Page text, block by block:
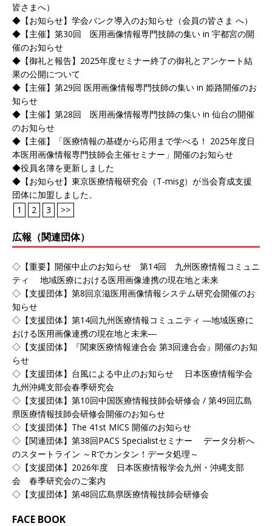
皆さまへ）
◆【お知らせ】学会バンク導入のお知らせ（会員の皆さま へ）
◆【主催】第30回 医用画像情報専門技師の集い in 宇都宮の開
催のお知らせ
◆【御礼と報告】2025年度セミナー終了の御礼とアンケート結
果の公開について
◆【主催】第29回 医用画像情報専門技師の集い in 姫路開催のお
知らせ
◆【主催】第28回 医用画像情報専門技師の集い in 仙台の開催
のお知らせ
◆【主催】「医療情報の基礎から応用まで学べる！ 2025年度日
本医用画像情報専門技師会主催セミナー」開催のお知らせ
◆役員名簿を更新しました
◆【お知らせ】東京医療情報研究会（T-misg）が当会育成支援
団体に加盟しました。
1
2 3 >>
広報（関連団体）
◇【重要】開催中止のお知らせ 第14回 九州医療情報コミュニ
ティ 地域医療における医用画像連携の現在地と未来
◇【支援団体】第8回京滋医用画像情報システム研究会開催のお
知らせ
◇【支援団体】第14回九州医療情報コミュニティ ―地域医療に
おける医用画像連携の現在地と未来―
◇【支援団体】『関東医療情報連合会 第3回連合会』開催のお知
らせ
◇【支援団体】台風による中止のお知らせ 日本医療情報学会
九州沖縄支部会春季研究会
◇【支援団体】第10回中国医療情報技師会研修会 / 第49回広島
県医療情報技師会研修会開催のお知らせ
◇【支援団体】The 41st MICS 開催のお知らせ
◇【関連団体】第38回PACS Specialistセミナー データ分析へ
のスタートライン ～Rでカンタン！データ処理～
◇【支援団体】2026年度 日本医療情報学会九州・沖縄支部
会 春季研究会のご案内
◇【支援団体】第48回広島県医療情報技師会研修会
FACE BOOK